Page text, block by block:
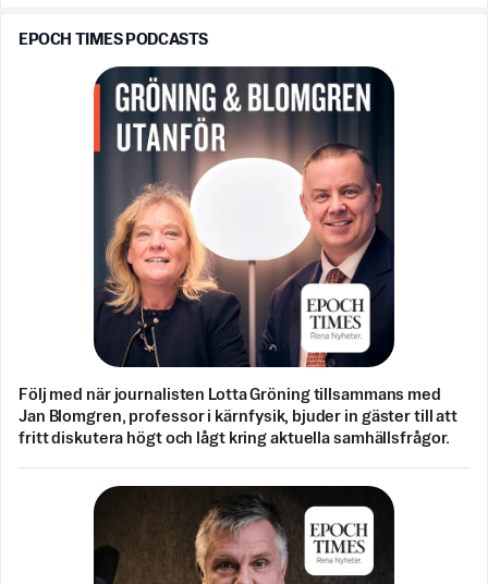
EPOCH TIMES PODCASTS
Följ med när journalisten Lotta Gröning tillsammans med
Jan Blomgren, professor i kärnfysik, bjuder in gäster till att
fritt diskutera högt och lågt kring aktuella samhällsfrågor.